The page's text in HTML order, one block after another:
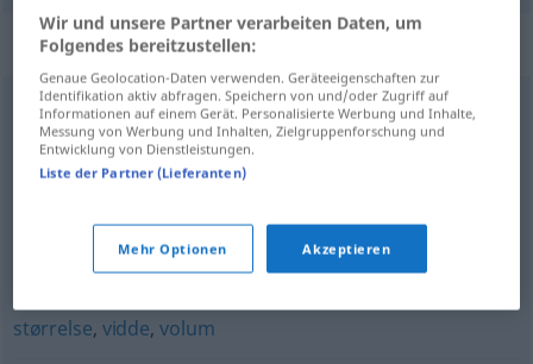
Synonyme für "skala"
avstand,bredde,dybde,flatemål,forhold,grad,hulmål
høyde,lengde,mengde,mål
begrensning,bredde,format grad,innhold
størrelse, vidde,volum
Wir und unsere Partner verarbeiten Daten, um
Folgendes bereitzustellen:
Genaue Geolocation-Daten verwenden. Geräteeigenschaften zur
Identifikation aktiv abfragen. Speichern von und/oder Zugriff auf
Informationen auf einem Gerät. Personalisierte Werbung und Inhalte,
Messung von Werbung und Inhalten, Zielgruppenforschung und
Entwicklung von Dienstleistungen.
Liste der Partner (Lieferanten)
Mehr Optionen Akzeptieren